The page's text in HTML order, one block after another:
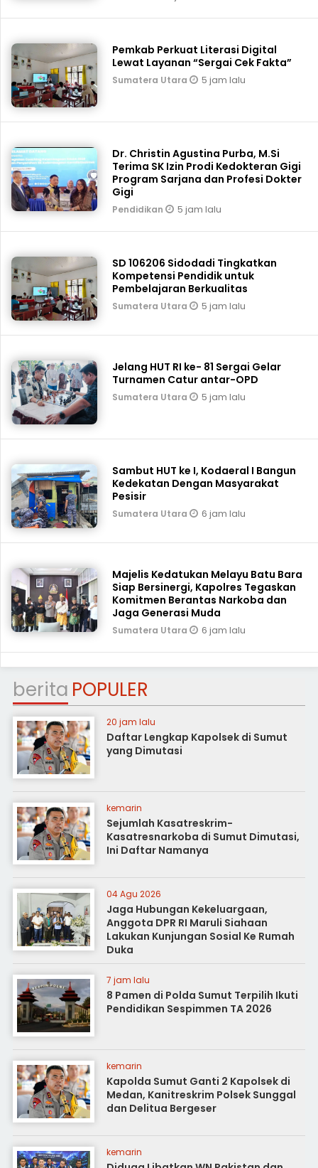
Pemkab Perkuat Literasi Digital
Lewat Layanan “Sergai Cek Fakta”
Sumatera Utara 5 jam lalu
Dr. Christin Agustina Purba, M.Si
Terima SK Izin Prodi Kedokteran Gigi
Program Sarjana dan Profesi Dokter
Gigi
Pendidikan 5 jam lalu
SD 106206 Sidodadi Tingkatkan
Kompetensi Pendidik untuk
Pembelajaran Berkualitas
Sumatera Utara 5 jam lalu
Jelang HUT RI ke- 81 Sergai Gelar
Turnamen Catur antar-OPD
Sumatera Utara 5 jam lalu
Sambut HUT ke I, Kodaeral I Bangun
Kedekatan Dengan Masyarakat
Pesisir
Sumatera Utara 6 jam lalu
Majelis Kedatukan Melayu Batu Bara
Siap Bersinergi, Kapolres Tegaskan
Komitmen Berantas Narkoba dan
Jaga Generasi Muda
Sumatera Utara 6 jam lalu
berita POPULER
20 jam lalu
Daftar Lengkap Kapolsek di Sumut
yang Dimutasi
kemarin
Sejumlah Kasatreskrim-
Kasatresnarkoba di Sumut Dimutasi,
Ini Daftar Namanya
04 Agu 2026
Jaga Hubungan Kekeluargaan,
Anggota DPR RI Maruli Siahaan
Lakukan Kunjungan Sosial Ke Rumah
Duka
7 jam lalu
8 Pamen di Polda Sumut Terpilih Ikuti
Pendidikan Sespimmen TA 2026
kemarin
Kapolda Sumut Ganti 2 Kapolsek di
Medan, Kanitreskrim Polsek Sunggal
dan Delitua Bergeser
kemarin